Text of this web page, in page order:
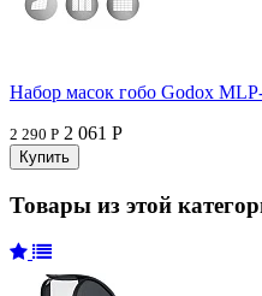
Набор масок гобо Godox
2 290 Р 2 061 Р
Товары из этой